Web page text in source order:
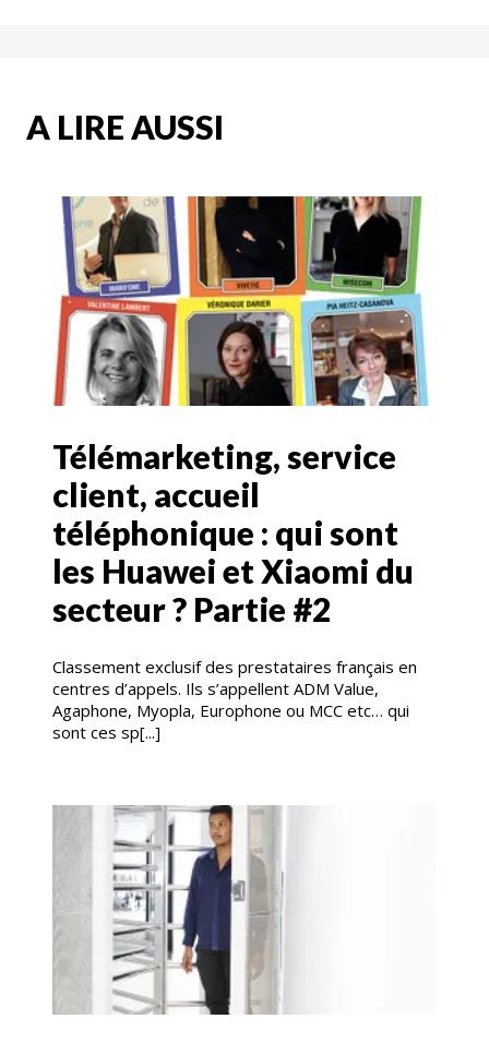
A LIRE AUSSI
Télémarketing, service
client, accueil
téléphonique : qui sont
les Huawei et Xiaomi du
secteur ? Partie #2
Classement exclusif des prestataires français en
centres d’appels. Ils s’appellent ADM Value,
Agaphone, Myopla, Europhone ou MCC etc… qui
sont ces sp[...]